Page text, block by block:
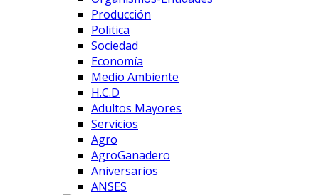
Producción
Politica
Sociedad
Economía
Medio Ambiente
H.C.D
Adultos Mayores
Servicios
Agro
AgroGanadero
Aniversarios
ANSES